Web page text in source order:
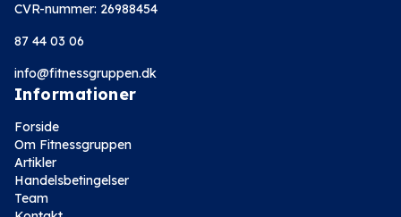
CVR-nummer: 26988454
87 44 03 06
info@fitnessgruppen.dk
Informationer
Forside
Om Fitnessgruppen
Artikler
Handelsbetingelser
Team